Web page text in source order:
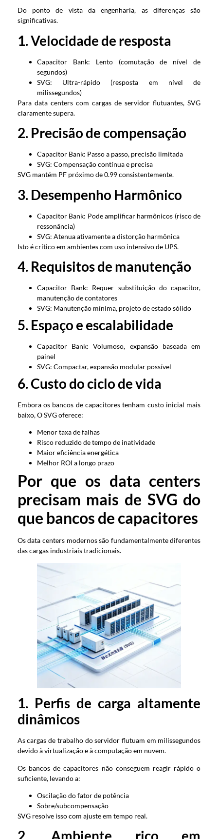
Do ponto de vista da engenharia, as diferenças são
significativas.
1. Velocidade de resposta
Capacitor Bank: Lento (comutação de nível de
segundos)
SVG: Ultra-rápido (resposta em nível de
milissegundos)
Para data centers com cargas de servidor flutuantes, SVG
claramente supera.
2. Precisão de compensação
Capacitor Bank: Passo a passo, precisão limitada
SVG: Compensação contínua e precisa
SVG mantém PF próximo de 0.99 consistentemente.
3. Desempenho Harmônico
Capacitor Bank: Pode amplificar harmônicos (risco de
ressonância)
SVG: Atenua ativamente a distorção harmônica
Isto é crítico em ambientes com uso intensivo de UPS.
4. Requisitos de manutenção
Capacitor Bank: Requer substituição do capacitor,
manutenção de contatores
SVG: Manutenção mínima, projeto de estado sólido
5. Espaço e escalabilidade
Capacitor Bank: Volumoso, expansão baseada em
painel
SVG: Compactar, expansão modular possível
6. Custo do ciclo de vida
Embora os bancos de capacitores tenham custo inicial mais
baixo, O SVG oferece:
Menor taxa de falhas
Risco reduzido de tempo de inatividade
Maior eficiência energética
Melhor ROI a longo prazo
Por que os data centers
precisam mais de SVG do
que bancos de capacitores
Os data centers modernos são fundamentalmente diferentes
das cargas industriais tradicionais.
1. Perfis de carga altamente
dinâmicos
As cargas de trabalho do servidor flutuam em milissegundos
devido à virtualização e à computação em nuvem.
Os bancos de capacitores não conseguem reagir rápido o
suficiente, levando a:
Oscilação do fator de potência
Sobre/subcompensação
SVG resolve isso com ajuste em tempo real.